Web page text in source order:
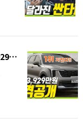
신형 쏘렌토 페이스리프트 하이브리드 3929만원! 3천만원대 지켰다! 기존 가격보다 156~200만원 인상!